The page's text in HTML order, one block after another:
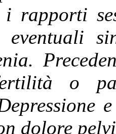
i rapporti
o
dolore